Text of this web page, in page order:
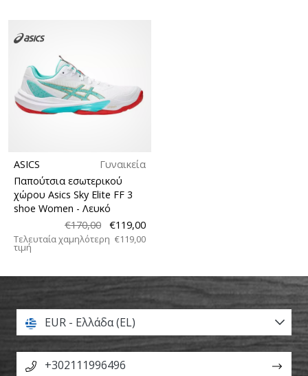
ASICS
Γυναικεία
Παπούτσια εσωτερικού
χώρου Asics Sky Elite FF 3
shoe Women - Λευκό
€170,00
€119,00
Τελευταία χαμηλότερη
τιμή
€119,00
EUR - Ελλάδα (EL)
+302111996496